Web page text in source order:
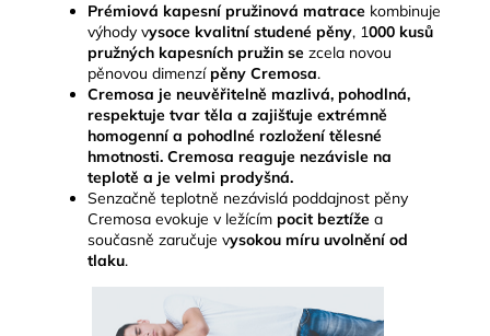
Prémiová kapesní pružinová matrace kombinuje
výhody vysoce kvalitní studené pěny, 1000 kusů
pružných kapesních pružin se zcela novou
pěnovou dimenzípěny Cremosa.
Cremosa je neuvěřitelně mazlivá, pohodlná,
respektuje tvar těla a zajišťuje extrémně
homogenní a pohodlné rozložení tělesné
hmotnosti. Cremosa reaguje nezávisle na
teplotě a je velmi prodyšná.
Senzačně teplotně nezávislá poddajnost pěny
Cremosa evokuje v ležícím pocit beztíže a
současně zaručuje vysokou míru uvolnění od
tlaku.